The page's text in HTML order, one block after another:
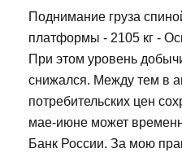
Поднимание груза
платформы - 2105 кг -
При этом уровень
снижался. Между тем в
потребительских цен
мае-июне может
Банк России. За мою